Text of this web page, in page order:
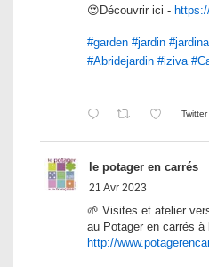
😍Découvrir ici -
#garden #jardin
#Abridejardin #iziva
Twitter
le potager en carrés
21 Avr 2023
🌱 Visites et atelier
au Potager en carrés à
http://